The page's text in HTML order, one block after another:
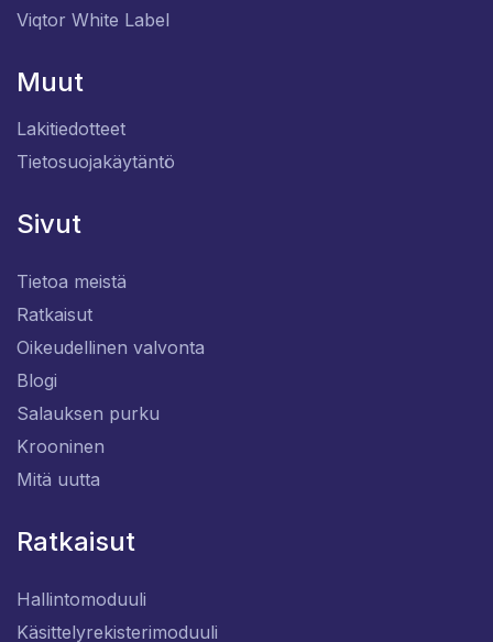
Viqtor White Label
Muut
Lakitiedotteet
Tietosuojakäytäntö
Sivut
Tietoa meistä
Ratkaisut
Oikeudellinen valvonta
Blogi
Salauksen purku
Krooninen
Mitä uutta
Ratkaisut
Hallintomoduuli
Käsittelyrekisterimoduuli